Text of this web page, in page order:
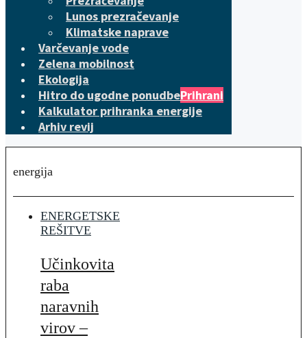
Lunos prezračevanje
Klimatske naprave
Varčevanje vode
Zelena mobilnost
Ekologija
Hitro do ugodne ponudbePrihrani
Kalkulator prihranka energije
Arhiv revij
energija
ENERGETSKE
REŠITVE
Učinkovita
raba
naravnih
virov –